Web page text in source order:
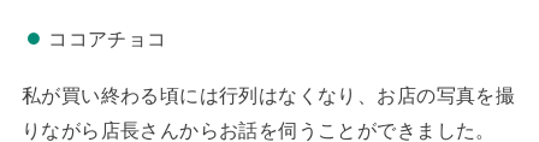
ココアチョコ
私が買い終わる頃には行列はなくなり、お店の写真を撮
りながら店長さんからお話を伺うことができました。